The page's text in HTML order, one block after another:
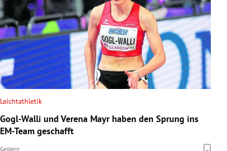
Untermenü
Untermenü
Untermenü
Untermenü
Leichtathletik
Gogl-Walli und Verena Mayr haben den Sprung ins
EM-Team geschafft
Gestern